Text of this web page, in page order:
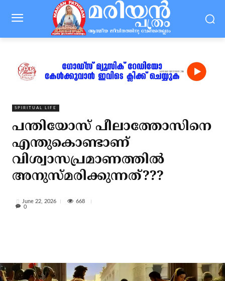
SPIRITUAL LIFE
പന്തിയോസ് പീലാത്തോസിനെ
എന്തുകൊണ്ടാണ്
വിശ്വാസപ്രമാണത്തില്‍
അനുസ്മരിക്കുന്നത്???
June 22, 2026
668
0